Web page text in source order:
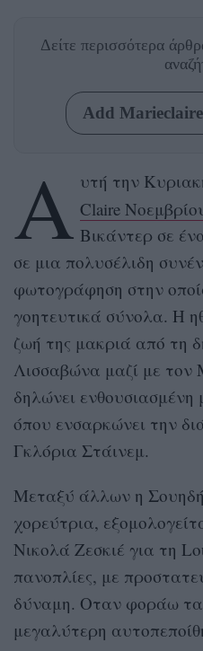
Δείτε περισσότερα
Add
Α υτή την
Claire
Βικάντερ σε
σε μια πολυσέλιδη
φωτογράφηση στην
γοητευτικά σύνολα. Η
ζωή της μακριά από τη
Λισσαβώνα μαζί με
δηλώνει ενθουσιασμένη
όπου ενσαρκώνει την
Γκλόρια Στάινεμ.
Μεταξύ άλλων η
χορεύτρια,
Νικολά Ζεσκιέ για τη
πανοπλίες, με
δύναμη. Οταν φοράω τα
μεγαλύτερη